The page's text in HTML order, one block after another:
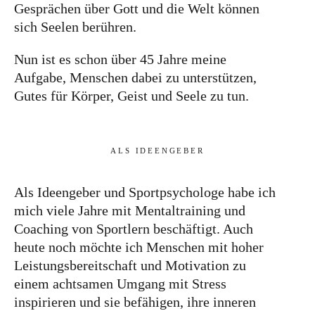
Gesprächen über Gott und die Welt können
sich Seelen berühren.
Nun ist es schon über 45 Jahre meine
Aufgabe, Menschen dabei zu unterstützen,
Gutes für Körper, Geist und Seele zu tun.
ALS IDEENGEBER
Als Ideengeber und Sportpsychologe habe ich
mich viele Jahre mit Mentaltraining und
Coaching von Sportlern beschäftigt. Auch
heute noch möchte ich Menschen mit hoher
Leistungsbereitschaft und Motivation zu
einem achtsamen Umgang mit Stress
inspirieren und sie befähigen, ihre inneren